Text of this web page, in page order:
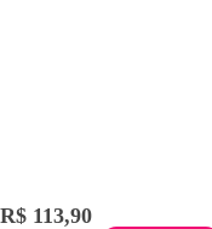
R$ 113,90